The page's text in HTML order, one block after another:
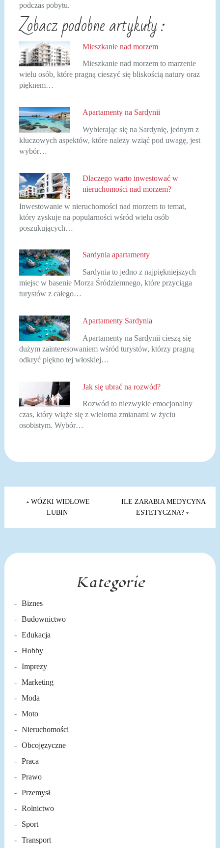
podczas pobytu.
Zobacz podobne artykuły :
Mieszkanie nad morzem
Mieszkanie nad morzem to marzenie
wielu osób, które pragną cieszyć się bliskością natury oraz
pięknem…
Apartamenty na Sardynii
Wybierając się na Sardynię, jednym z
kluczowych aspektów, które należy wziąć pod uwagę, jest
wybór…
Dlaczego warto inwestować w
nieruchomości nad morzem?
Inwestowanie w nieruchomości nad morzem to temat,
który zyskuje na popularności wśród wielu osób
poszukujących…
Sardynia apartamenty
Sardynia to jedno z najpiękniejszych
miejsc w basenie Morza Śródziemnego, które przyciąga
turystów z całego…
Apartamenty Sardynia
Apartamenty na Sardynii cieszą się
dużym zainteresowaniem wśród turystów, którzy pragną
odkryć piękno tej włoskiej…
Jak się ubrać na rozwód?
Rozwód to niezwykle emocjonalny
czas, który wiąże się z wieloma zmianami w życiu
osobistym. Wybór…
Nawigacja
wpisu
WÓZKI WIDŁOWE
LUBIN
ILE ZARABIA MEDYCYNA
ESTETYCZNA?
Kategorie
Biznes
Budownictwo
Edukacja
Hobby
Imprezy
Marketing
Moda
Moto
Nieruchomości
Obcojęzyczne
Praca
Prawo
Przemysł
Rolnictwo
Sport
Transport